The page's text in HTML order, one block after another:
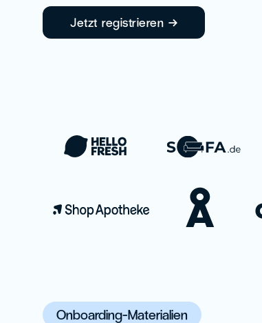
Jetzt registrieren →
Onboarding-Materialien